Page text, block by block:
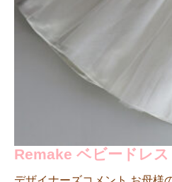
Remake ベビードレス